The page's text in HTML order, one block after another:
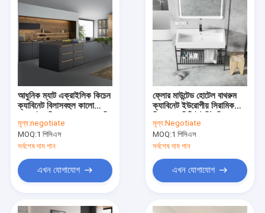
আধুনিক ম্যাট এক্রাইলিক কিচেন
ক্যাবিনেট বিলাসবহুল কালো
মূল্য:negotiate
MOQ:1 পিসিএস
সর্বশেষ দাম পান
এখন যোগাযোগ
ফ্লোর মাউন্টেড হোটেল বাথরুম
ক্যাবিনেট ইউরোপীয় সিরামিক
মূল্য:Negotiate
MOQ:1 পিসিএস
সর্বশেষ দাম পান
এখন যোগাযোগ